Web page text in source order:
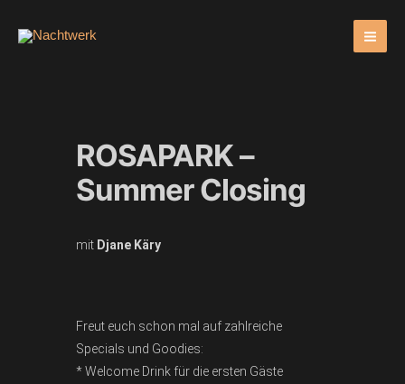
Inhalt
ROSAPARK –
Summer Closing
mit Djane Käry
Freut euch schon mal auf zahlreiche
Specials und Goodies:
* Welcome Drink für die ersten Gäste